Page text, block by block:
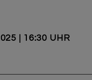
| 16:30 UHR